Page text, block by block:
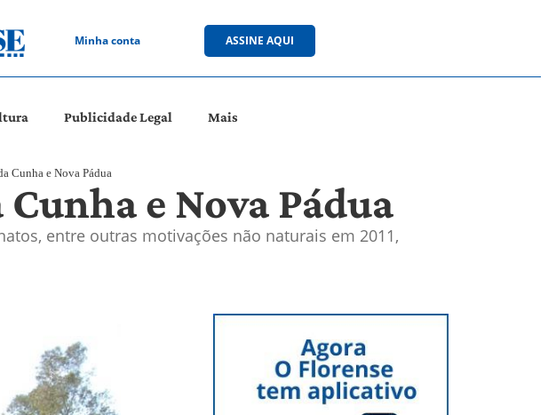
Minha conta ASSINE AQUI
Publicidade Legal Mais
Cunha e Nova Pádua
e Nova Pádua
entre outras motivações não naturais em 2011,